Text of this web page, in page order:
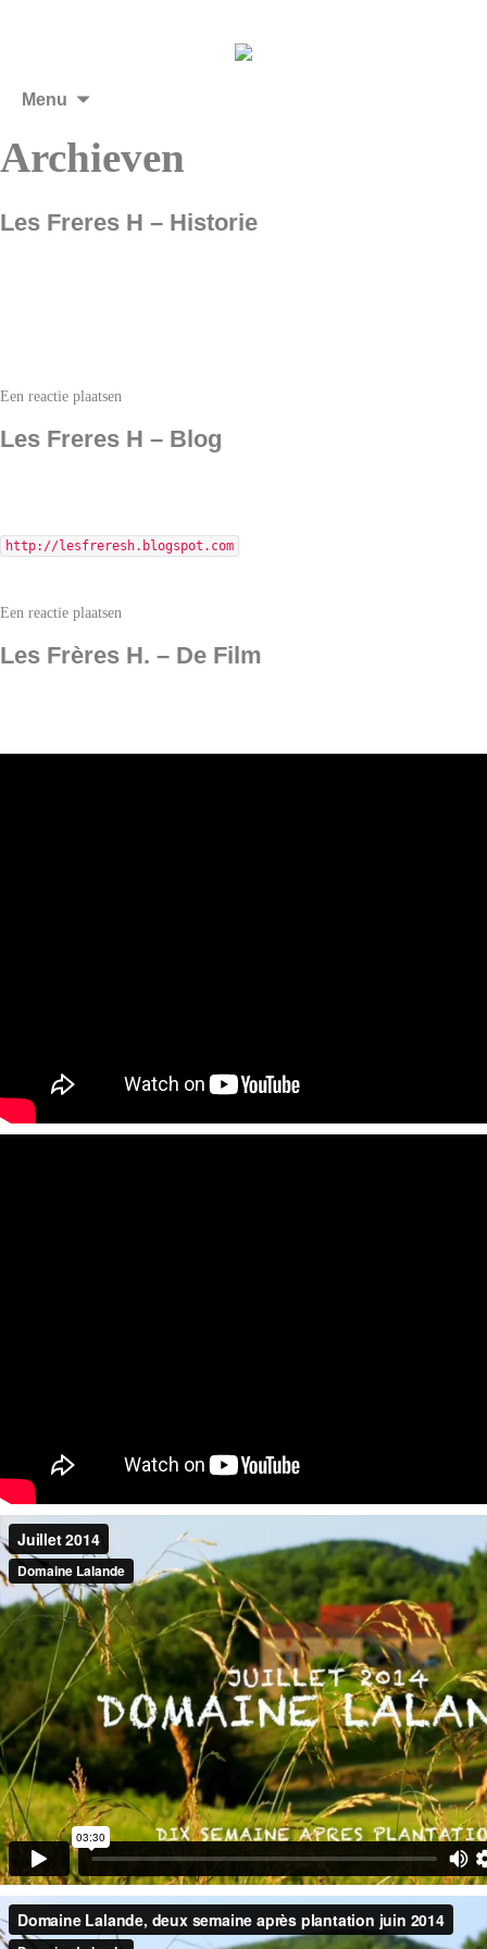
Menu
Archieven
Les Freres H – Historie
Een reactie plaatsen
Les Freres H – Blog
http://lesfreresh.blogspot.com
Een reactie plaatsen
Les Frères H. – De Film